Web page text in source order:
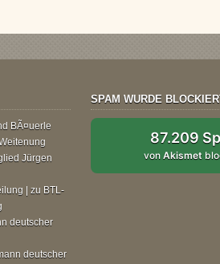
BÃ¤uerle
Jürgen
|
zu BTL-
deutscher
deutscher
SPAM WURDE
87.209
vonAkismet